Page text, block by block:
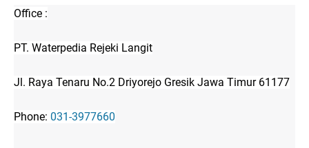
Office :
PT. Waterpedia Rejeki Langit
Jl. Raya Tenaru No.2 Driyorejo Gresik Jawa Timur 61177
Phone: 031-3977660